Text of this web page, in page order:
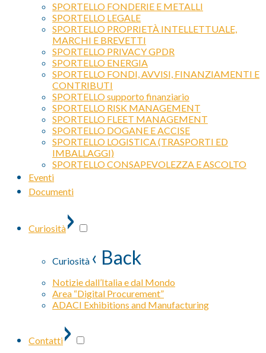
SPORTELLO FONDERIE E METALLI
SPORTELLO LEGALE
SPORTELLO PROPRIETÀ INTELLETTUALE,
MARCHI E BREVETTI
SPORTELLO PRIVACY GPDR
SPORTELLO ENERGIA
SPORTELLO FONDI, AVVISI, FINANZIAMENTI E
CONTRIBUTI
SPORTELLO supporto finanziario
SPORTELLO RISK MANAGEMENT
SPORTELLO FLEET MANAGEMENT
SPORTELLO DOGANE E ACCISE
SPORTELLO LOGISTICA (TRASPORTI ED
IMBALLAGGI)
SPORTELLO CONSAPEVOLEZZA E ASCOLTO
Eventi
Documenti
Curiosità›
Curiosità ‹ Back
Notizie dall’Italia e dal Mondo
Area “Digital Procurement”
ADACI Exhibitions and Manufacturing
Contatti›